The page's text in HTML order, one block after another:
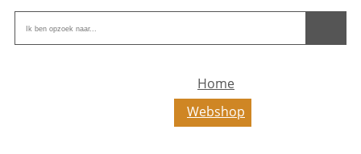
Home
Webshop